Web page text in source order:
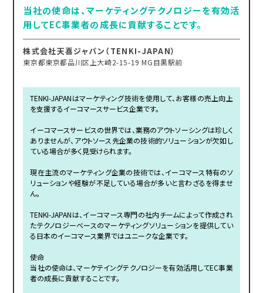
当社の使命は、マーケティングテクノロジーを有効活
用してEC事業者の成長に貢献することです。
株式会社天喜ジャパン（TENKI-JAPAN）
東京都東京都品川区上大崎2-15-19 MG目黒駅前
TENKI-JAPANはマーケティング技術を使用して、お客様の売上向上
を支援するイーコマースサービス企業です。
イーコマースサービスの世界では、業務のアウトソーシングは珍しく
ありませんが、アウトソース先企業の技術的ソリューションが欠如し
ている場合が多く見受けられます。
現在主流のマーケティング企業の技術では、イーコマース特有のソ
リューションや経験が不足している場合が多いと言わざるを得ませ
ん。
TENKI-JAPANは、イーコマース専門の社内チームによって作成され
たテクノロジーベースのマーケティングソリューションを提供してい
る日本のイーコマース業界ではユニークな企業です。
使命
当社の使命は、マーケテイングテクノロジーを有効活用してEC事業
者の成長に貢献することです。